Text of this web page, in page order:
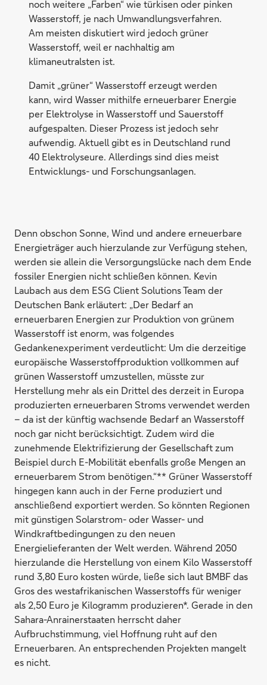
noch weitere „Farben“ wie türkisen oder pinken
Wasserstoff, je nach Umwandlungsverfahren.
Am meisten diskutiert wird jedoch grüner
Wasserstoff, weil er nachhaltig am
klimaneutralsten ist.
Damit „grüner“ Wasserstoff erzeugt werden
kann, wird Wasser mithilfe erneuerbarer Energie
per Elektrolyse in Wasserstoff und Sauerstoff
aufgespalten. Dieser Prozess ist jedoch sehr
aufwendig. Aktuell gibt es in Deutschland rund
40 Elektrolyseure. Allerdings sind dies meist
Entwicklungs- und Forschungsanlagen.
Denn obschon Sonne, Wind und andere erneuerbare
Energieträger auch hierzulande zur Verfügung stehen,
werden sie allein die Versorgungslücke nach dem Ende
fossiler Energien nicht schließen können. Kevin
Laubach aus dem ESG Client Solutions Team der
Deutschen Bank erläutert: „Der Bedarf an
erneuerbaren Energien zur Produktion von grünem
Wasserstoff ist enorm, was folgendes
Gedankenexperiment verdeutlicht: Um die derzeitige
europäische Wasserstoffproduktion vollkommen auf
grünen Wasserstoff umzustellen, müsste zur
Herstellung mehr als ein Drittel des derzeit in Europa
produzierten erneuerbaren Stroms verwendet werden
– da ist der künftig wachsende Bedarf an Wasserstoff
noch gar nicht berücksichtigt. Zudem wird die
zunehmende Elektrifizierung der Gesellschaft zum
Beispiel durch E-Mobilität ebenfalls große Mengen an
erneuerbarem Strom benötigen.“** Grüner Wasserstoff
hingegen kann auch in der Ferne produziert und
anschließend exportiert werden. So könnten Regionen
mit günstigen Solarstrom- oder Wasser- und
Windkraftbedingungen zu den neuen
Energielieferanten der Welt werden. Während 2050
hierzulande die Herstellung von einem Kilo Wasserstoff
rund 3,80 Euro kosten würde, ließe sich laut BMBF das
Gros des westafrikanischen Wasserstoffs für weniger
als 2,50 Euro je Kilogramm produzieren*. Gerade in den
Sahara-Anrainerstaaten herrscht daher
Aufbruchstimmung, viel Hoffnung ruht auf den
Erneuerbaren. An entsprechenden Projekten mangelt
es nicht.